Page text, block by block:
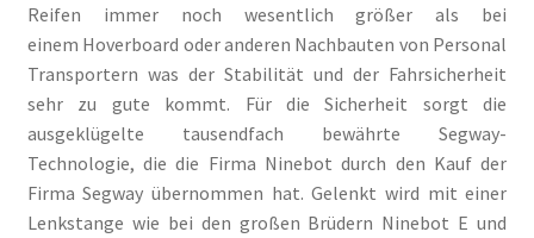
Reifen immer noch wesentlich größer als bei
einem Hoverboard oder anderen Nachbauten von Personal
Transportern was der Stabilität und der Fahrsicherheit
sehr zu gute kommt. Für die Sicherheit sorgt die
ausgeklügelte tausendfach bewährte Segway-
Technologie, die die Firma Ninebot durch den Kauf der
Firma Segway übernommen hat. Gelenkt wird mit einer
Lenkstange wie bei den großen Brüdern Ninebot E und